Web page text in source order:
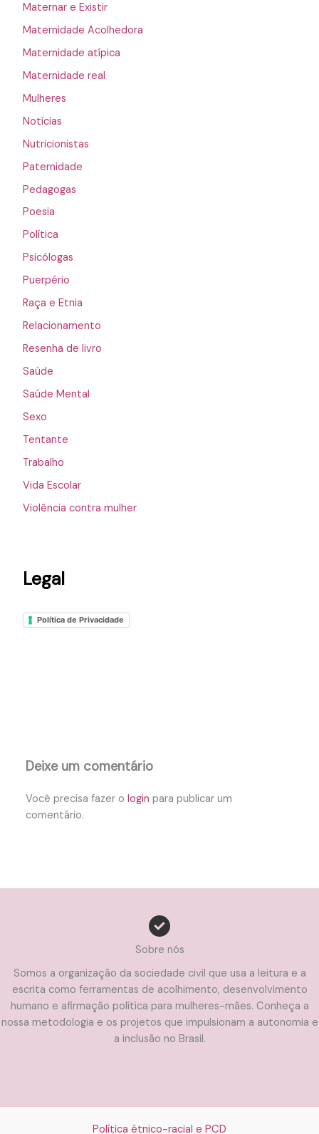
Maternar e Existir
Maternidade Acolhedora
Maternidade atípica
Maternidade real
Mulheres
Notícias
Nutricionistas
Paternidade
Pedagogas
Poesia
Política
Psicólogas
Puerpério
Raça e Etnia
Relacionamento
Resenha de livro
Saúde
Saúde Mental
Sexo
Tentante
Trabalho
Vida Escolar
Violência contra mulher
Legal
Política de Privacidade
Deixe um comentário
Você precisa fazer ologin para publicar um
comentário.
Sobre nós
Somos a organização da sociedade civil que usa a leitura e a
escrita como ferramentas de acolhimento, desenvolvimento
humano e afirmação política para mulheres-mães. Conheça a
nossa metodologia e os projetos que impulsionam a autonomia e
a inclusão no Brasil.
Política étnico-racial e PCD